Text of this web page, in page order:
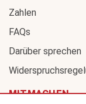
Zahlen
FAQs
Darüber sprechen
MITMACHEN